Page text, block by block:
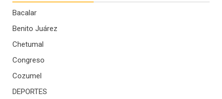
Bacalar
Benito Juárez
Chetumal
Congreso
Cozumel
DEPORTES